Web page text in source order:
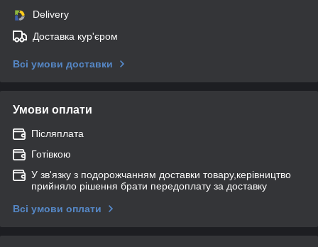
Delivery
Доставка кур'єром
Всі умови доставки
Умови оплати
Післяплата
Готівкою
У зв'язку з подорожчанням доставки товару,керівництво
прийняло рішення брати передоплату за доставку
Всі умови оплати